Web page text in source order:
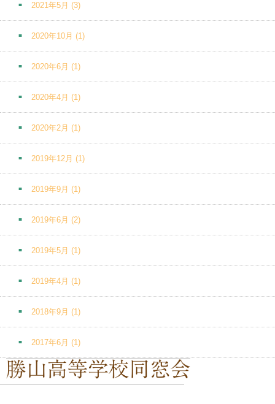
2021年5月 (3)
2020年10月 (1)
2020年6月 (1)
2020年4月 (1)
2020年2月 (1)
2019年12月 (1)
2019年9月 (1)
2019年6月 (2)
2019年5月 (1)
2019年4月 (1)
2018年9月 (1)
2017年6月 (1)